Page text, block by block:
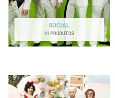
SOCIAL
61 PRODUTOS